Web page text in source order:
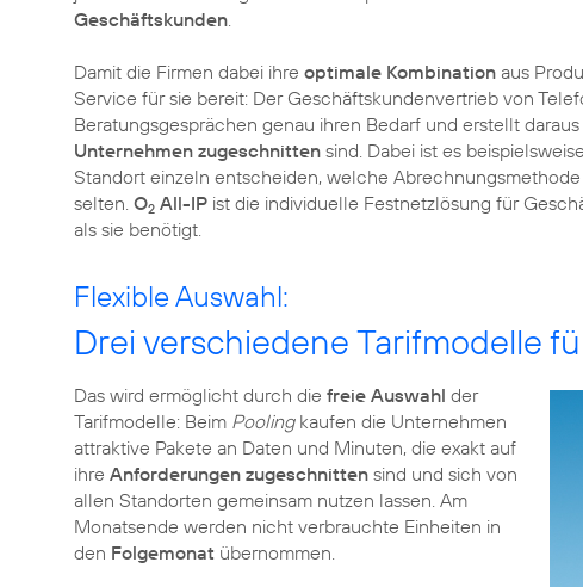
Geschäftskunden.
Damit die Firmen dabei ihre optimale Kombination aus
Service für sie bereit: Der Geschäftskundenvertrieb von
Beratungsgesprächen genau ihren Bedarf und erstellt
Unternehmen zugeschnitten sind. Dabei ist es
Standort einzeln entscheiden, welche
selten. O2 All-IP ist die individuelle Festnetzlösung für
als sie benötigt.
Flexible Auswahl:
Drei verschiedene Tarifmodelle
Das wird ermöglicht durch die freie Auswahl der
Tarifmodelle: Beim Poolingkaufen die Unternehmen
attraktive Pakete an Daten und Minuten, die exakt auf
ihre Anforderungen zugeschnitten sind und sich von
allen Standorten gemeinsam nutzen lassen. Am
Monatsende werden nicht verbrauchte Einheiten in
den Folgemonat übernommen.